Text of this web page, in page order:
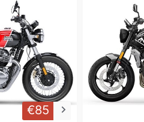
€85 keyboard_arrow_right